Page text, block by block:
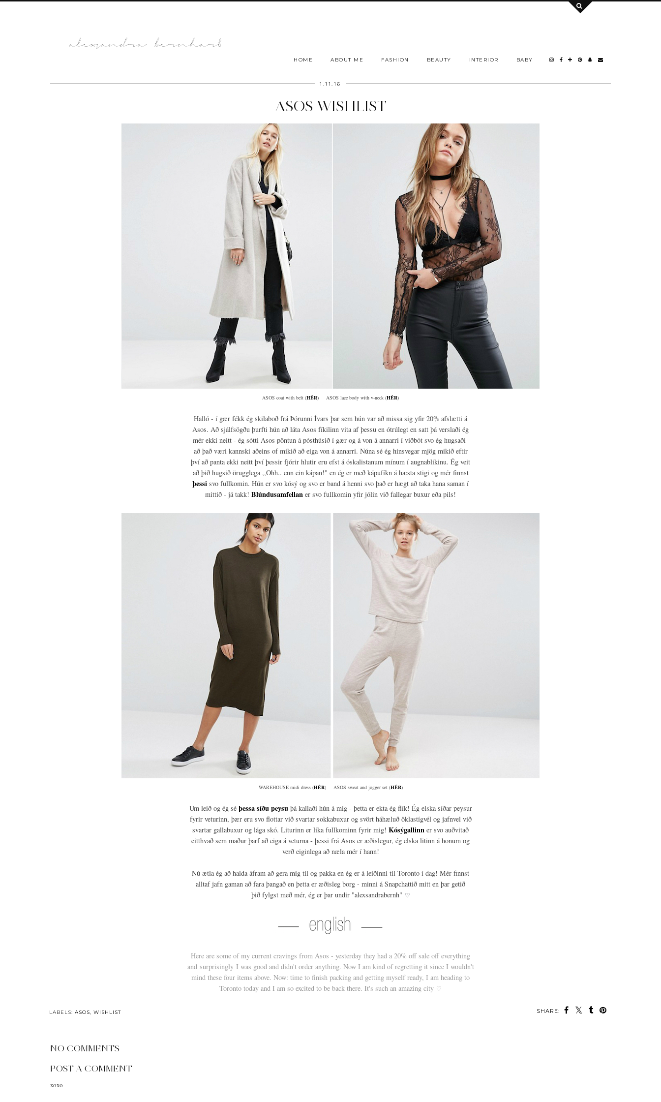
HOME ABOUT ME FASHION BEAUTY INTERIOR BABY
1.11.16
ASOS WISHLIST
ASOS coat with belt (HÉR) ASOS lace body with v-neck (HÉR)
Halló - í gær fékk ég skilaboð frá Þórunni Ívars þar sem hún var að missa sig yfir 20% afslætti á
Asos. Að sjálfsögðu þurfti hún að láta Asos fíkilinn vita af þessu en ótrúlegt en satt þá verslaði ég
mér ekki neitt - ég sótti Asos pöntun á pósthúsið í gær og á von á annarri í viðbót svo ég hugsaði
að það væri kannski aðeins of mikið að eiga von á annarri. Núna sé ég hinsvegar mjög mikið eftir
því að panta ekki neitt því þessir fjórir hlutir eru efst á óskalistanum mínum í augnablikinu. Ég veit
að þið hugsið örugglega ,,Ohh.. enn ein kápan!" en ég er með kápufíkn á hæsta stigi og mér finnst
þessi svo fullkomin. Hún er svo kósý og svo er band á henni svo það er hægt að taka hana saman í
mittið - já takk! Blúndusamfellan er svo fullkomin yfir jólin við fallegar buxur eða pils!
WAREHOUSE midi dress (HÉR) ASOS sweat and jogger set (HÉR)
Um leið og ég sé þessa síðu peysu þá kallaði hún á mig - þetta er ekta ég flík! Ég elska síðar peysur
fyrir veturinn, þær eru svo flottar við svartar sokkabuxur og svört háhæluð öklastígvél og jafnvel við
svartar gallabuxur og lága skó. Liturinn er líka fullkominn fyrir mig! Kósýgallinn er svo auðvitað
eitthvað sem maður þarf að eiga á veturna - þessi frá Asos er æðislegur, ég elska litinn á honum og
verð eiginlega að næla mér í hann!
Nú ætla ég að halda áfram að gera mig til og pakka en ég er á leiðinni til Toronto í dag! Mér finnst
alltaf jafn gaman að fara þangað en þetta er æðisleg borg - minni á Snapchattið mitt en þar getið
þið fylgst með mér, ég er þar undir "alexsandrabernh" ♡
Here are some of my current cravings from Asos - yesterday they had a 20% off sale off everything
and surprisingly I was good and didn't order anything. Now I am kind of regretting it since I wouldn't
mind these four items above. Now: time to finish packing and getting myself ready, I am heading to
Toronto today and I am so excited to be back there. It's such an amazing city ♡
SHARE: